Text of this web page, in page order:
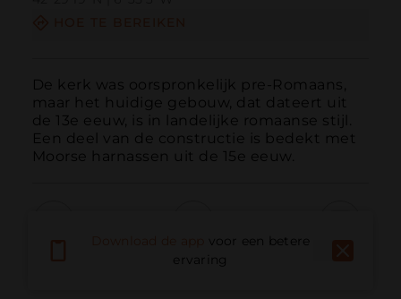
De kerk was oorspronkelijk pre-Romaans,
maar het huidige gebouw, dat dateert uit
de 13e eeuw, is in landelijke romaanse stijl.
Een deel van de constructie is bedekt met
Moorse harnassen uit de 15e eeuw.
E-mail
voor een betere
ervaring